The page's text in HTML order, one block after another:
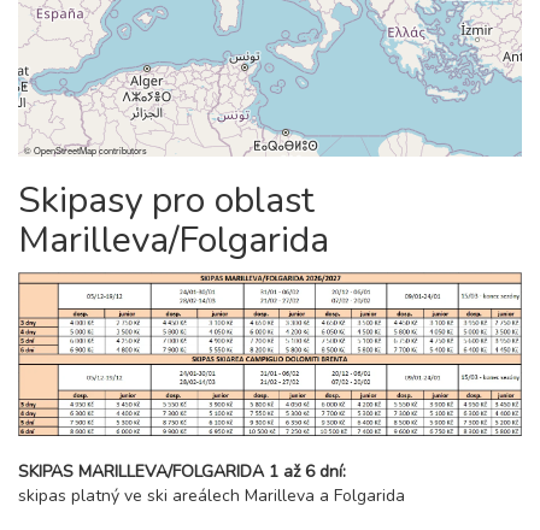
©OpenStreetMapcontributors
Skipasy pro oblast
Marilleva/Folgarida
SKIPAS MARILLEVA/FOLGARIDA 1 až 6 dní:
skipas platný ve ski areálech Marilleva a Folgarida